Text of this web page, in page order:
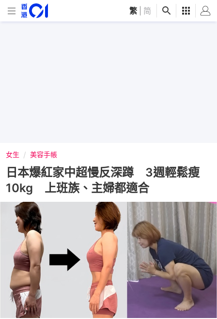
繁 简
女生 美容手帳
日本爆紅家中超慢反深蹲 3週輕鬆瘦
10kg 上班族、主婦都適合